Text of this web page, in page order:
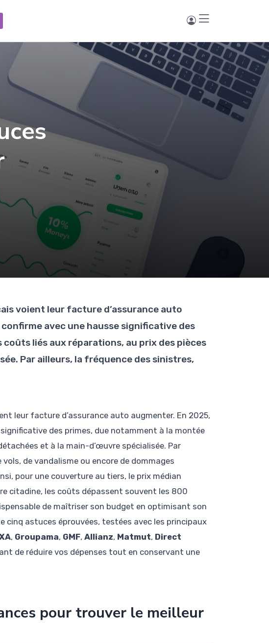
voient leur facture d’assurance auto
avec une hausse significative des
liés aux réparations, au prix des pièces
Par ailleurs, la fréquence des sinistres,
leur facture d’assurance auto augmenter. En 2025,
des primes, due notamment à la montée
et à la main-d’œuvre spécialisée. Par
de vandalisme ou encore de dommages
pour une couverture au tiers, le prix médian
citadine, les coûts dépassent souvent les 800
de maîtriser son budget en optimisant son
cinq astuces éprouvées, testées avec les principaux
, Groupama, GMF, Allianz, Matmut, Direct
de réduire vos dépenses tout en conservant une
pour trouver le meilleur